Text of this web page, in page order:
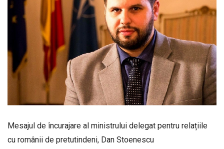
Mesajul de încurajare al ministrului delegat pentru relațiile
cu românii de pretutindeni, Dan Stoenescu